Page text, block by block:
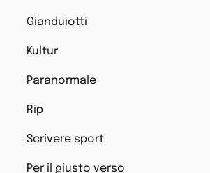
Gianduiotti
Kultur
Paranormale
Rip
Scrivere sport
Per il giusto verso